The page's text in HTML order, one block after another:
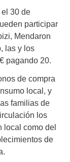
30 de
participar
Mendaron
las y los
pagando 20.
de compra
local, y
familias de
los
local como del
de